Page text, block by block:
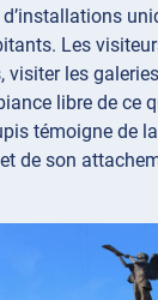
Les
visiter les
libre de ce
témoigne de
de son